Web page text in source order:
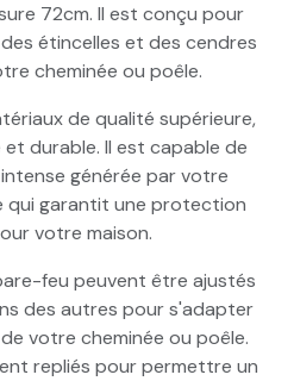
72cm. Il est conçu pour
étincelles et des cendres
cheminée ou poêle.
de qualité supérieure,
durable. Il est capable de
générée par votre
qui garantit une protection
votre maison.
feu peuvent être ajustés
des autres pour s'adapter
votre cheminée ou poêle.
repliés pour permettre un